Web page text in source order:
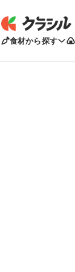
食材から探す